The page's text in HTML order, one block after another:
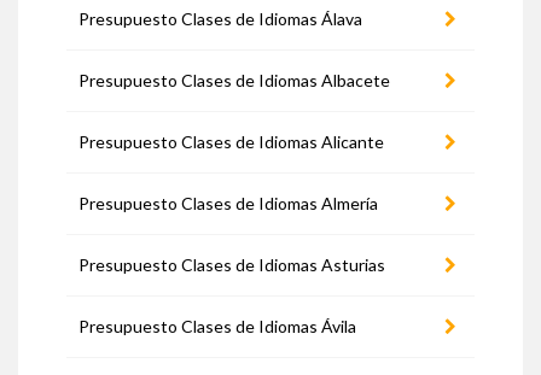
Presupuesto Clases de Idiomas Álava
Presupuesto Clases de Idiomas Albacete
Presupuesto Clases de Idiomas Alicante
Presupuesto Clases de Idiomas Almería
Presupuesto Clases de Idiomas Asturias
Presupuesto Clases de Idiomas Ávila